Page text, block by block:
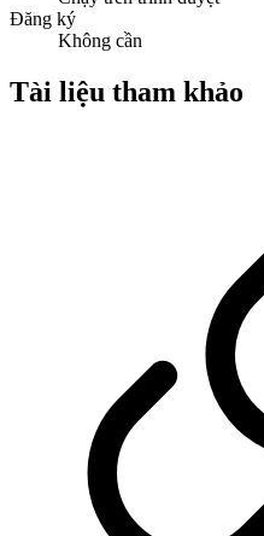
Đăng ký
Không cần
Tài liệu tham khảo